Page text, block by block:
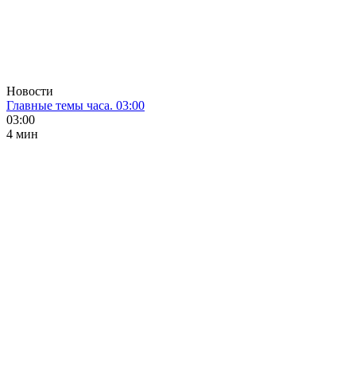
Новости
Главные темы часа. 03:00
03:00
4 мин